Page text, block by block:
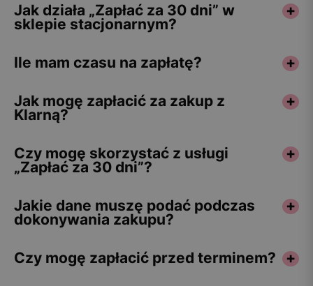
Jak działa „Zapłać za 30 dni” w
sklepie stacjonarnym?
Ile mam czasu na zapłatę?
Jak mogę zapłacić za zakup z
Klarną?
Czy mogę skorzystać z usługi
„Zapłać za 30 dni”?
Jakie dane muszę podać podczas
dokonywania zakupu?
Czy mogę zapłacić przed terminem?